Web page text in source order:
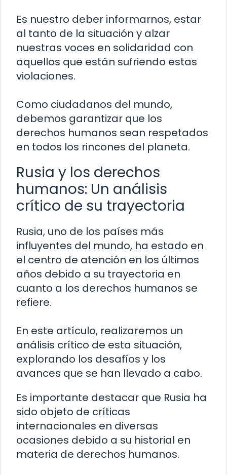
Es nuestro deber informarnos, estar
al tanto de la situación y alzar
nuestras voces en solidaridad con
aquellos que están sufriendo estas
violaciones.
Como ciudadanos del mundo,
debemos garantizar que los
derechos humanos sean respetados
en todos los rincones del planeta.
Rusia y los derechos
humanos: Un análisis
crítico de su trayectoria
Rusia, uno de los países más
influyentes del mundo, ha estado en
el centro de atención en los últimos
años debido a su trayectoria en
cuanto a los derechos humanos se
refiere.
En este artículo, realizaremos un
análisis crítico de esta situación,
explorando los desafíos y los
avances que se han llevado a cabo.
Es importante destacar que Rusia ha
sido objeto de críticas
internacionales en diversas
ocasiones debido a su historial en
materia de derechos humanos.